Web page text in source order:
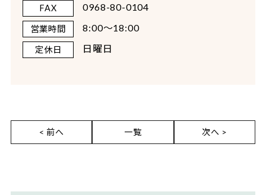
FAX 0968-80-0104
営業時間 8:00～18:00
定休日 日曜日
< 前へ 一覧 次へ >